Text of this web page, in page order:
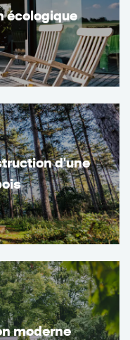
écologique
d'une
moderne